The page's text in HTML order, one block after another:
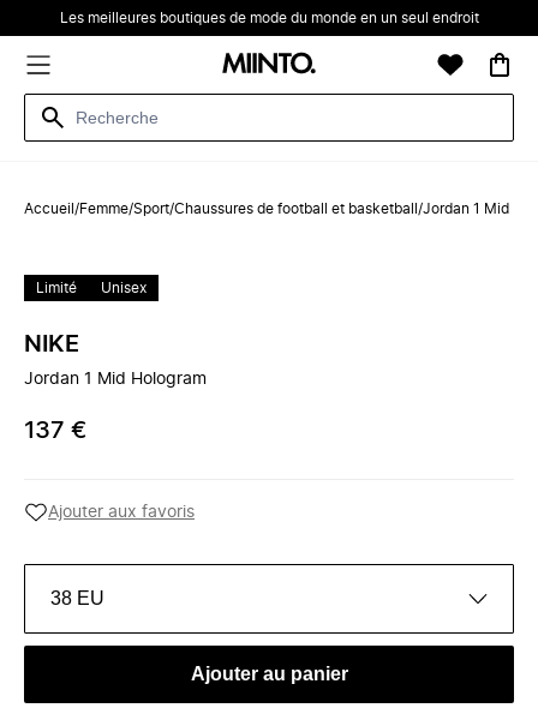
Les meilleures boutiques de mode du monde en un seul endroit
Accueil /Femme/Sport/Chaussures de football et basketball /Jordan 1 Mid
Limité Unisex
NIKE
Jordan 1 Mid Hologram
137 €
Ajouter aux favoris
38 EU
Ajouter au panier